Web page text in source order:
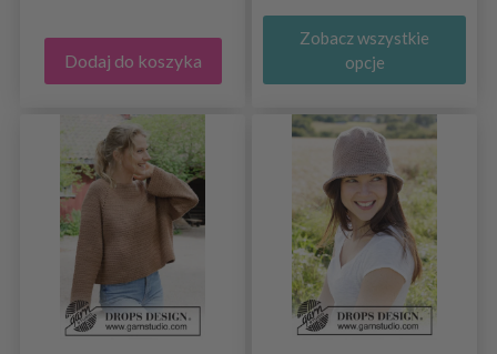
Dodaj do koszyka
Zobacz wszystkie
opcje